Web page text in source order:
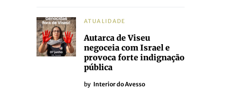
ATUALIDADE
Autarca de Viseu
negoceia com Israel e
provoca forte indignação
pública
by Interior do Avesso